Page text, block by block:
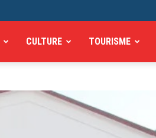
CULTURE TOURISME